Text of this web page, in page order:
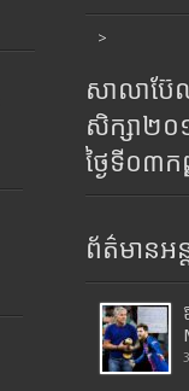
>
សាលាប៊ែ
សិក្សា២
ថ្ងៃទី០៣
ព័ត៌មានអន្